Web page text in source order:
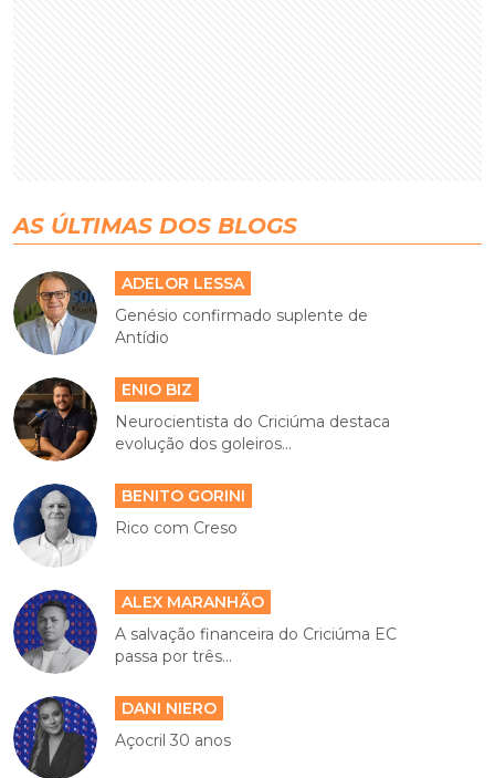
AS ÚLTIMAS DOS BLOGS
ADELOR LESSA
Genésio confirmado suplente de
Antídio
ENIO BIZ
Neurocientista do Criciúma destaca
evolução dos goleiros...
BENITO GORINI
Rico com Creso
ALEX MARANHÃO
A salvação financeira do Criciúma EC
passa por três...
DANI NIERO
Açocril 30 anos